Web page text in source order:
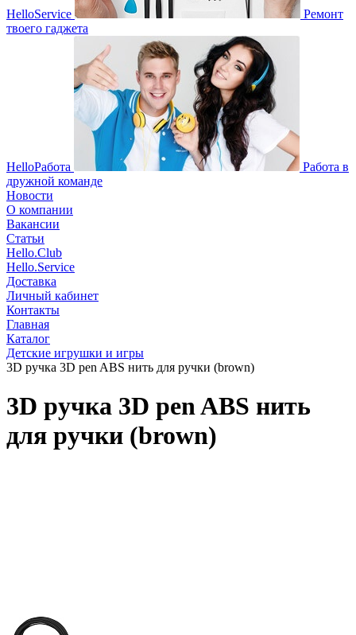
HelloService
Ремонт
твоего гаджета
HelloРабота
Работа в
дружной команде
Новости
О компании
Вакансии
Статьи
Hello.Club
Hello.Service
Доставка
Личный кабинет
Контакты
Главная
Каталог
Детские игрушки и игры
3D ручка 3D pen ABS нить для ручки (brown)
3D ручка 3D pen ABS нить
для ручки (brown)